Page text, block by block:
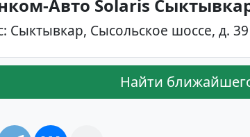
Авто Solaris
Сыктывкар, Сысольское шоссе, д. 39
Найти